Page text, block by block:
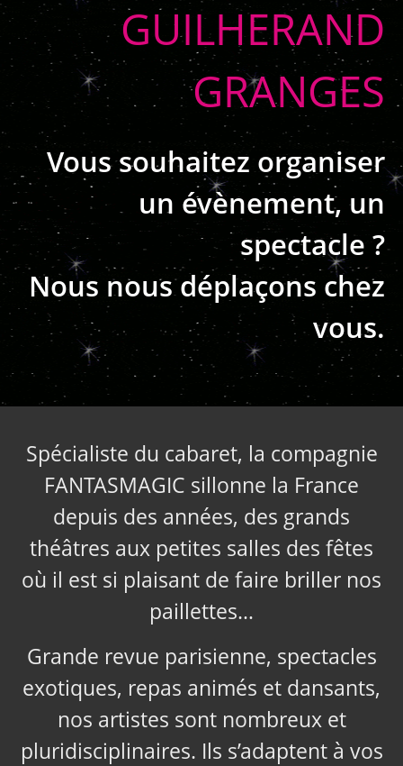
GUILHERAND
GRANGES
Vous souhaitez organiser
un évènement, un
spectacle ?
Nous nous déplaçons chez
vous.
Spécialiste du cabaret, la compagnie
FANTASMAGIC sillonne la France
depuis des années, des grands
théâtres aux petites salles des fêtes
où il est si plaisant de faire briller nos
paillettes…
Grande revue parisienne, spectacles
exotiques, repas animés et dansants,
nos artistes sont nombreux et
pluridisciplinaires. Ils s’adaptent à vos